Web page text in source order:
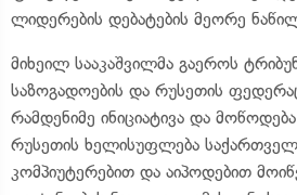
ლიდერების დებატების მეორე
მიხეილ სააკაშვილმა გაეროს
საზოგადოების და რუსეთის
რამდენიმე ინიციატივა და
რუსეთის ხელისუფლება
კომპიუტერებით და აიპოდებით